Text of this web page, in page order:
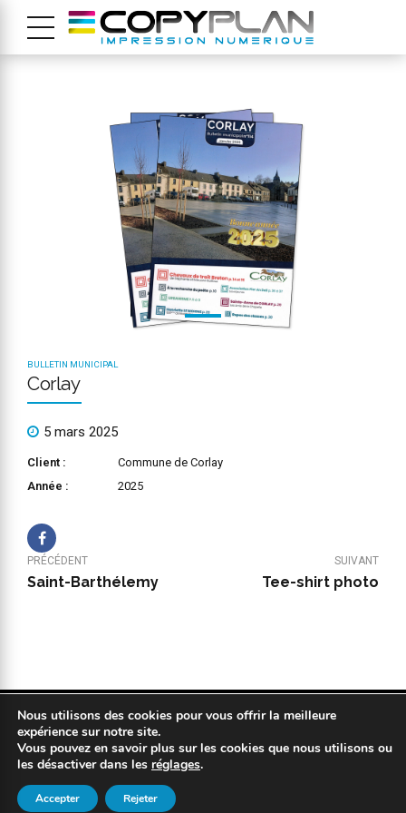
BULLETIN MUNICIPAL
Corlay
5 mars 2025
Client :
Commune de Corlay
Année :
2025
PRÉCÉDENT
Saint-Barthélemy
SUIVANT
Tee-shirt photo
Copyright 2019 © COPYPLAN. Tous droits réservés |Mentions légales
|Politique de confidentialité
Nous utilisons des cookies pour vous offrir la meilleure
expérience sur notre site.
Vous pouvez en savoir plus sur les cookies que nous utilisons ou
les désactiver dans les réglages.
Accepter Rejeter